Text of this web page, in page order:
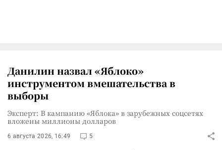
Данилин назвал «Яблоко»
инструментом вмешательства в
выборы
Эксперт: В кампанию «Яблока» в зарубежных соцсетях
вложены миллионы долларов
6 августа 2026, 16:49 5